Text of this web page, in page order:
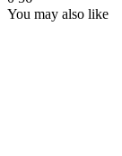
You may also like